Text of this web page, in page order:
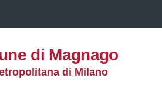
di Magnago
di Milano